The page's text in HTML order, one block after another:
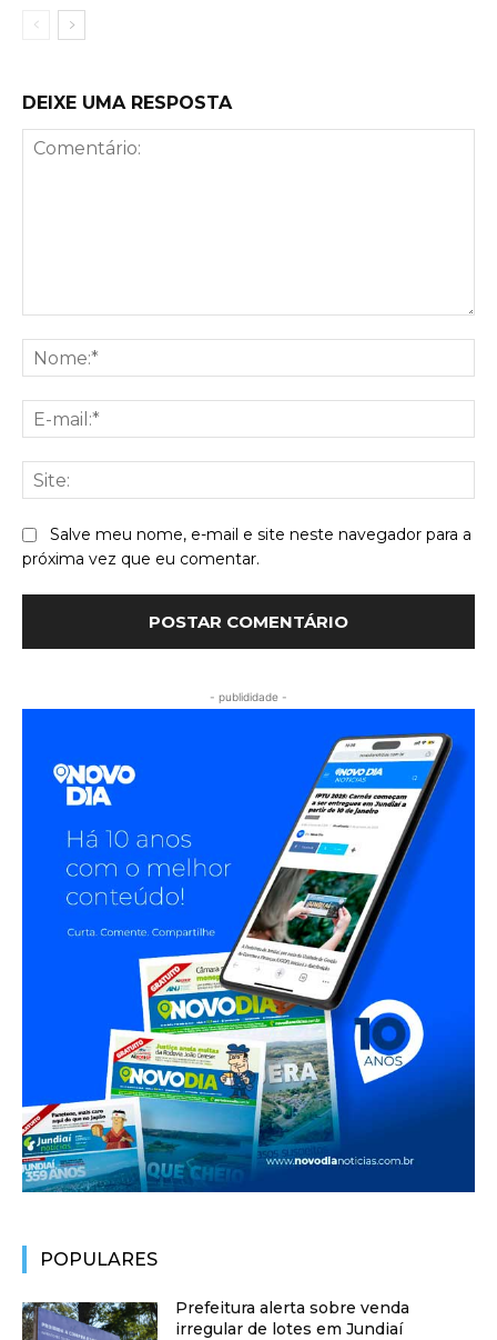
DEIXE UMA RESPOSTA
Salve meu nome, e-mail e site neste navegador para a
próxima vez que eu comentar.
- publididade -
POPULARES
Prefeitura alerta sobre venda
irregular de lotes em Jundiaí